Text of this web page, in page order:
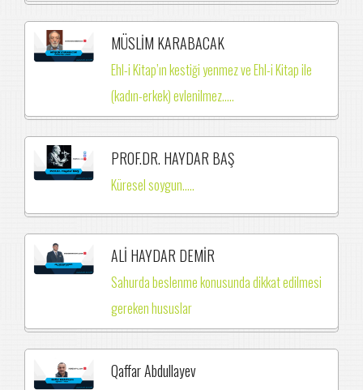
MÜSLİM KARABACAK
Ehl-i Kitap’ın kestiği yenmez ve Ehl-i Kitap ile
(kadın-erkek) evlenilmez.….
PROF.DR. HAYDAR BAŞ
Küresel soygun.....
ALİ HAYDAR DEMİR
Sahurda beslenme konusunda dikkat edilmesi
gereken hususlar
Qaffar Abdullayev